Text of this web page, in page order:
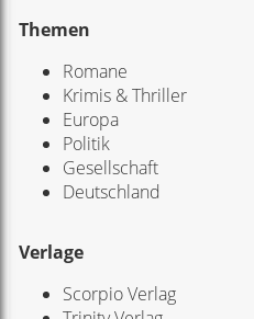
Themen
Romane
Krimis & Thriller
Europa
Politik
Gesellschaft
Deutschland
Verlage
Scorpio Verlag